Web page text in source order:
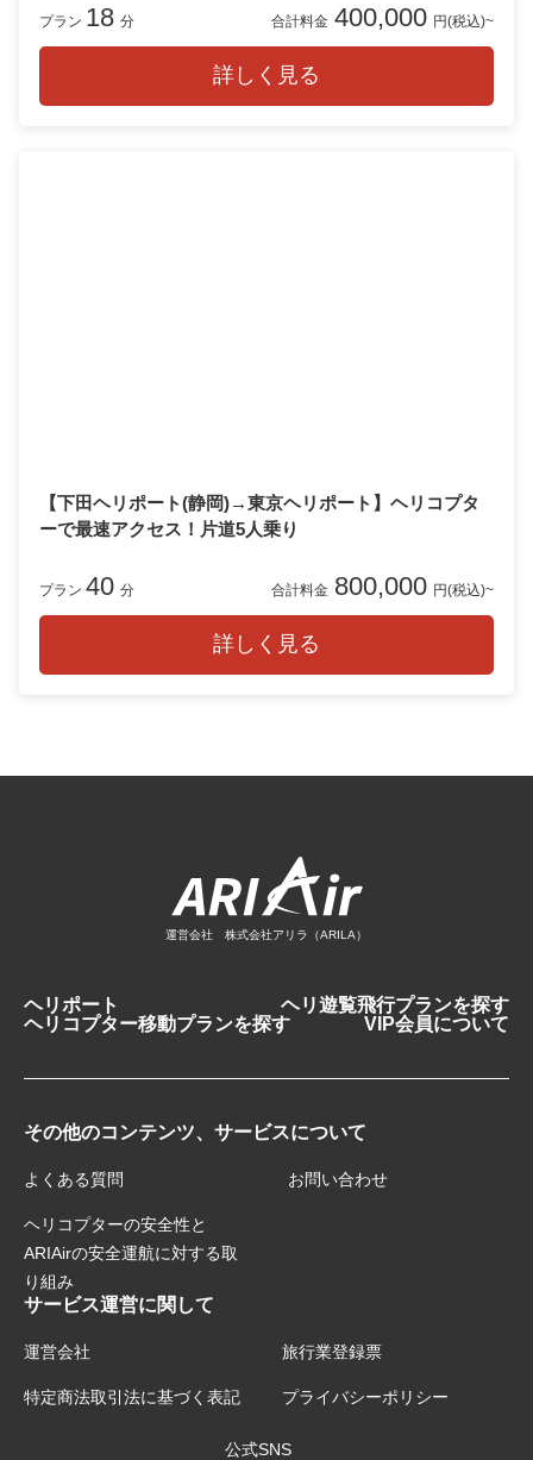
プラン 18 分 合計料金 400,000 円(税込)~
詳しく見る
【下田ヘリポート(静岡)→東京ヘリポート】ヘリコプタ
ーで最速アクセス！片道5人乗り
プラン 40 分 合計料金 800,000 円(税込)~
詳しく見る
運営会社 株式会社アリラ（ARILA）
ヘリポート
ヘリ遊覧飛行プランを探す
ヘリコプター移動プランを探す
VIP会員について
その他のコンテンツ、サービスについて
よくある質問 お問い合わせ
ヘリコプターの安全性と
ARIAirの安全運航に対する取
り組み
サービス運営に関して
運営会社 旅行業登録票
特定商法取引法に基づく表記 プライバシーポリシー
公式SNS